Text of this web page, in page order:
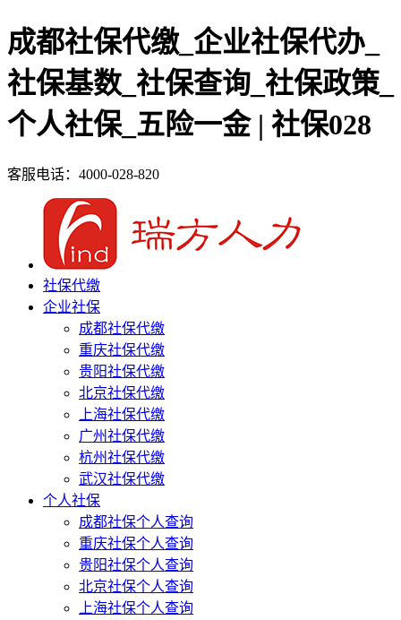
成都社保代缴_企业社保代办_
社保基数_社保查询_社保政策_
个人社保_五险一金 | 社保028
客服电话：4000-028-820
社保代缴
企业社保
成都社保代缴
重庆社保代缴
贵阳社保代缴
北京社保代缴
上海社保代缴
广州社保代缴
杭州社保代缴
武汉社保代缴
个人社保
成都社保个人查询
重庆社保个人查询
贵阳社保个人查询
北京社保个人查询
上海社保个人查询